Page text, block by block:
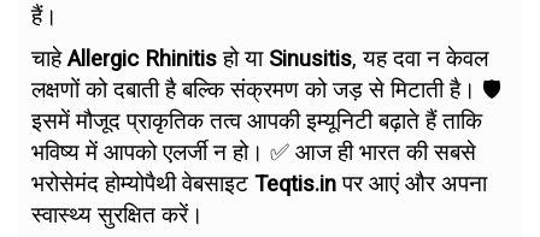
हैं।
चाहेAllergic Rhinitisहो या Sinusitis, यह दवा न केवल
लक्षणों को दबाती है बल्कि संक्रमण को जड़ से मिटाती है। 🛡️
इसमें मौजूद प्राकृतिक तत्व आपकी इम्यूनिटी बढ़ाते हैं ताकि
भविष्य में आपको एलर्जी न हो। ✅ आज ही भारत की सबसे
भरोसेमंद होम्योपैथी वेबसाइट Teqtis.inपर आएं और अपना
स्वास्थ्य सुरक्षित करें।